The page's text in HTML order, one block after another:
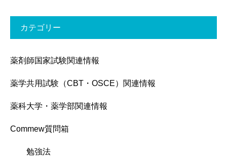
カテゴリー
薬剤師国家試験関連情報
薬学共用試験（CBT・OSCE）関連情報
薬科大学・薬学部関連情報
Commew質問箱
勉強法